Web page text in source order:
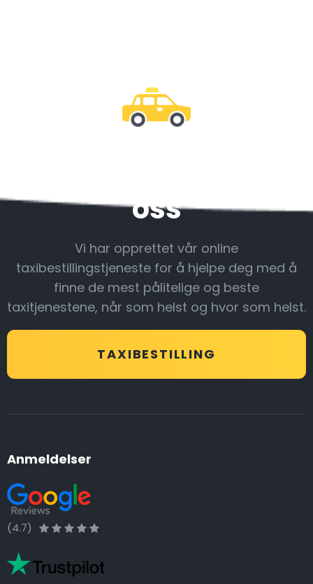
oss
Vi har opprettet vår online
taxibestillingstjeneste for å hjelpe deg med å
finne de mest pålitelige og beste
taxitjenestene, når som helst og hvor som helst.
TAXIBESTILLING
Anmeldelser
(4.7)